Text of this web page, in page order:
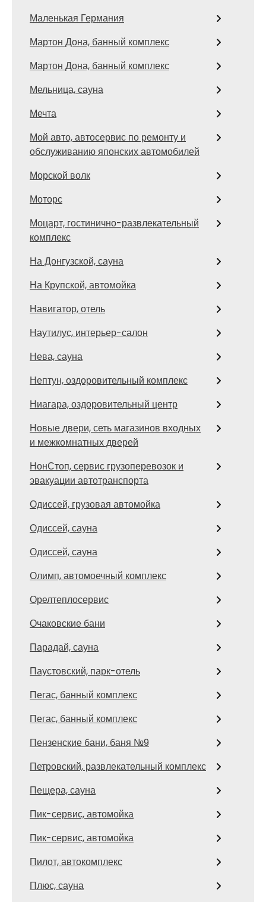
Маленькая Германия
Мартон Дона, банный комплекс
Мартон Дона, банный комплекс
Мельница, сауна
Мечта
Мой авто, автосервис по ремонту и
обслуживанию японских автомобилей
Морской волк
Моторс
Моцарт, гостинично-развлекательный
комплекс
На Донгузской, сауна
На Крупской, автомойка
Навигатор, отель
Наутилус, интерьер-салон
Нева, сауна
Нептун, оздоровительный комплекс
Ниагара, оздоровительный центр
Новые двери, сеть магазинов входных
и межкомнатных дверей
НонСтоп, сервис грузоперевозок и
эвакуации автотранспорта
Одиссей, грузовая автомойка
Одиссей, сауна
Одиссей, сауна
Олимп, автомоечный комплекс
Орелтеплосервис
Очаковские бани
Парадай, сауна
Паустовский, парк-отель
Пегас, банный комплекс
Пегас, банный комплекс
Пензенские бани, баня №9
Петровский, развлекательный комплекс
Пещера, сауна
Пик-сервис, автомойка
Пик-сервис, автомойка
Пилот, автокомплекс
Плюс, сауна